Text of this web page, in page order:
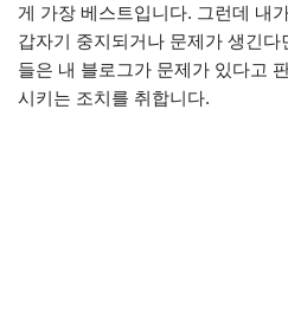
게 가장 베스트입니다. 그런데 내
갑자기 중지되거나 문제가 생긴다
들은 내 블로그가 문제가 있다고
시키는 조치를 취합니다.